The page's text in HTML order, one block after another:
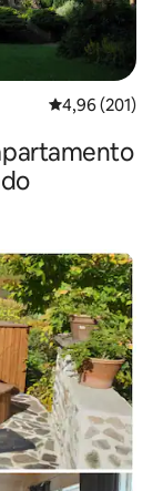
4,96 de uma
4,96 (201)